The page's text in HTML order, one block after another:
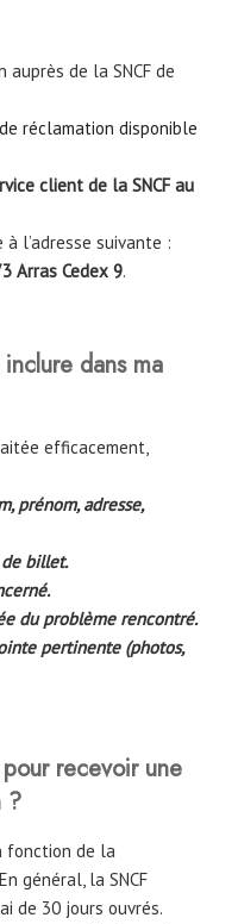
de la SNCF de
réclamation disponible
client de la SNCF au
l’adresse suivante :
Arras Cedex 9.
dans ma
efficacement,
prénom, adresse,
billet.
du problème rencontré.
pertinente (photos,
recevoir une
?
fonction de la
général, la SNCF
de 30 jours ouvrés.